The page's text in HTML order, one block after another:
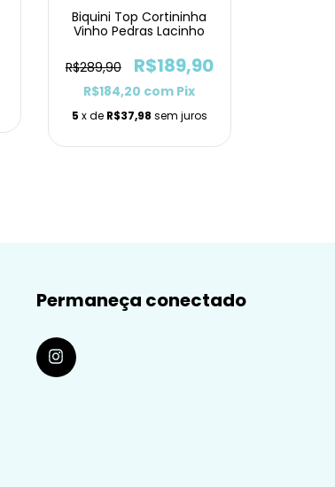
Biquini Top Cortininha
Vinho Pedras Lacinho
R$289,90 R$189,90
R$184,20 com Pix
5 x de R$37,98 sem juros
Permaneça conectado